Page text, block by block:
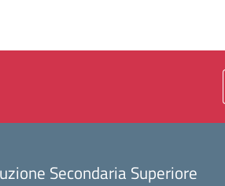
Secondaria Superiore